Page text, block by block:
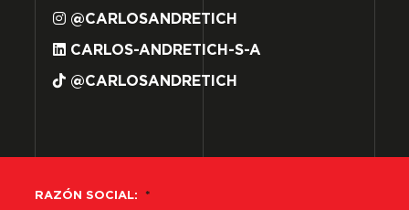
@CARLOSANDRETICH
CARLOS-ANDRETICH-S-A
@CARLOSANDRETICH
RAZÓN SOCIAL: *